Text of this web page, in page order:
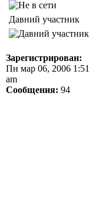
Давний участник
Зарегистрирован:
Пн мар 06, 2006 1:51
am
Сообщения: 94